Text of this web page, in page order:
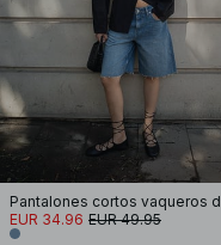
EUR 34.96 EUR 49.95